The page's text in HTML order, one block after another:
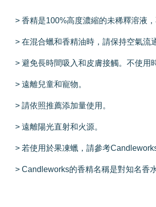
> 香精是100%高度濃縮的未稀釋溶液
> 在混合蠟和香精油時，請保持空氣流
> 避免長時間吸入和皮膚接觸。不使用
> 遠離兒童和寵物。
> 請依照推薦添加量使用。
> 遠離陽光直射和火源。
> 若使用於果凍蠟，請參考
> Candleworks的香精名稱是對知名香